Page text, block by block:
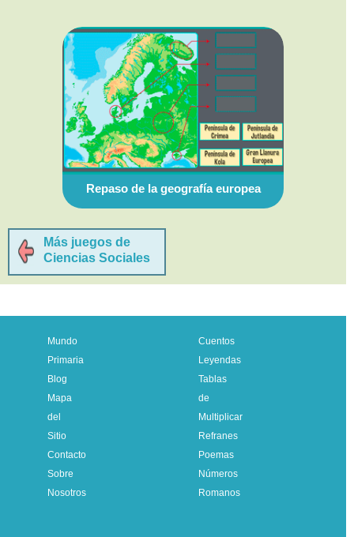
Repaso de la geografía europea
Más juegos de
Ciencias Sociales
Mundo
Primaria
Blog
Mapa
del
Sitio
Contacto
Sobre
Nosotros
Cuentos
Leyendas
Tablas
de
Multiplicar
Refranes
Poemas
Números
Romanos